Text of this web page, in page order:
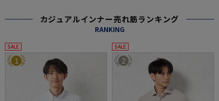
カジュアルインナー売れ筋ランキング
RANKING
SALE
1
SALE
2